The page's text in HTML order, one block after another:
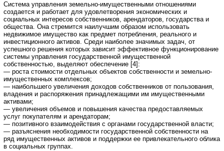
Система управления земельно-имущественными отношениями
создается и работает для удовлетворения экономических и
социальных интересов собственников, арендаторов, государства и
общества. Она стремится наилучшим образом использовать
недвижимое имущество как предмет потребления, реального и
инвестиционного активов. Среди наиболее значимых задач, от
успешного решения которых зависит эффективное функционирование
системы управления государственной имущественной
собственностью, выделяют обеспечение [4]:
— роста стоимости отдельных объектов собственности и земельно-
имущественных комплексов;
— наибольшего увеличения доходов собственников от пользования,
владения и распоряжения принадлежащими им имущественными
активами;
— увеличения объемов и повышения качества предоставляемых
услуг покупателям и арендаторам;
— позитивного взаимодействия с органами государственной власти;
— разъяснения необходимости государственной собственности на
ряд имущественных активов и поддержки ее привлекательного облика
в социальных группах.